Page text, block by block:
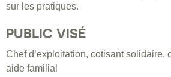
sur les pratiques.
PUBLIC VISÉ
Chef d’exploitation, cotisant solidaire,
aide familial